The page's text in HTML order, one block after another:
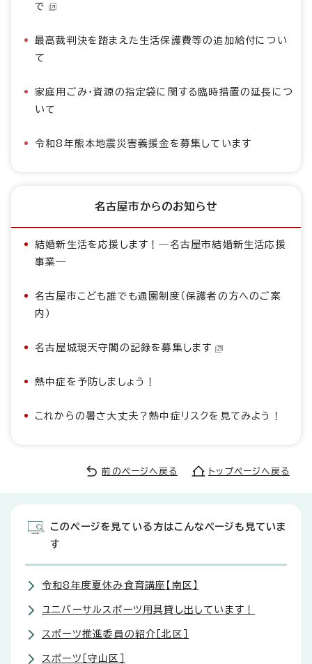
で
最高裁判決を踏まえた生活保護費等の追加給付につい
て
家庭用ごみ・資源の指定袋に関する臨時措置の延長につ
いて
令和8年熊本地震災害義援金を募集しています
名古屋市からのお知らせ
結婚新生活を応援します！―名古屋市結婚新生活応援
事業―
名古屋市こども誰でも通園制度（保護者の方へのご案
内）
名古屋城現天守閣の記録を募集します
熱中症を予防しましょう！
これからの暑さ大丈夫？熱中症リスクを見てみよう！
前のページへ戻る トップページへ戻る
このページを見ている方はこんなページも見ていま
す
令和8年度夏休み食育講座【南区】
ユニバーサルスポーツ用具貸し出しています！
スポーツ推進委員の紹介［北区］
スポーツ［守山区］